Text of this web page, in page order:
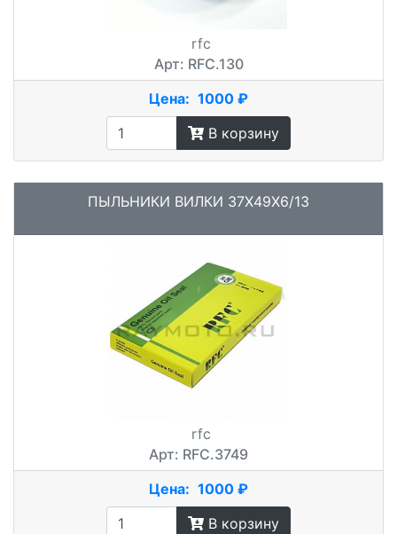
rfc
Арт: RFC.130
Цена: 1000 ₽
В корзину
ПЫЛЬНИКИ ВИЛКИ 37X49X6/13
rfc
Арт: RFC.3749
Цена: 1000 ₽
В корзину